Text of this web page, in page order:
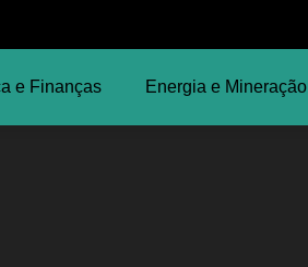
e Finanças Energia e Mineração